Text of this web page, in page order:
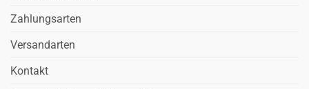
Zahlungsarten
Versandarten
Kontakt